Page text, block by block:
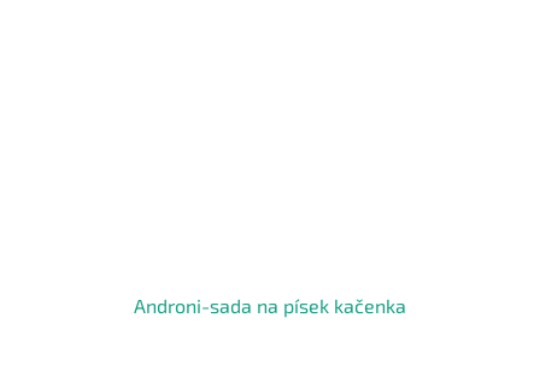
Androni-sada na písek kačenka